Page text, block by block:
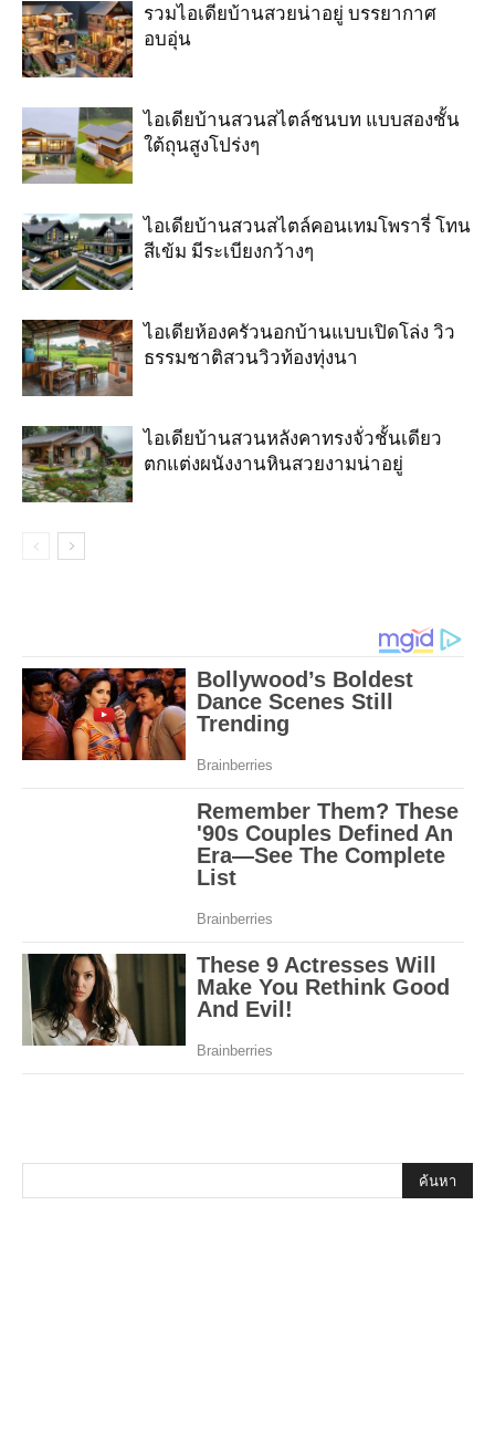
รวมไอเดียบ้านสวยน่าอยู่ บรรยากาศ
อบอุ่น
ไอเดียบ้านสวนสไตล์ชนบท แบบสองชั้น
ใต้ถุนสูงโปร่งๆ
ไอเดียบ้านสวนสไตล์คอนเทมโพรารี่ โทน
สีเข้ม มีระเบียงกว้างๆ
ไอเดียห้องครัวนอกบ้านแบบเปิดโล่ง วิว
ธรรมชาติสวนวิวท้องทุ่งนา
ไอเดียบ้านสวนหลังคาทรงจั่วชั้นเดียว
ตกแต่งผนังงานหินสวยงามน่าอยู่